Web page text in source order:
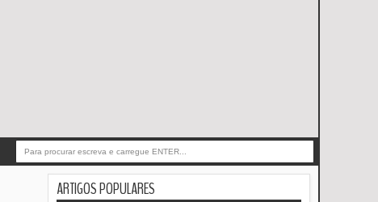
ARTIGOS POPULARES